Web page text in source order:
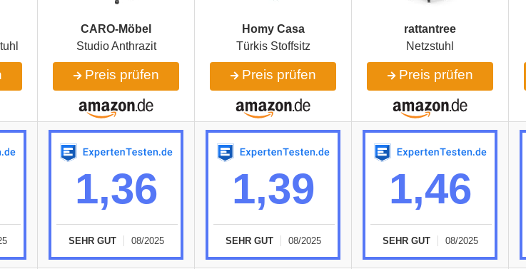
CARO-Möbel Homy Casa
rattantree
Studio Anthrazit Türkis Stoffsitz Netzstuhl
Preis prüfen Preis prüfen Preis prüfen
1,36
SEHR GUT 08/2025
1,39
SEHR GUT 08/2025
1,46
SEHR GUT 08/2025